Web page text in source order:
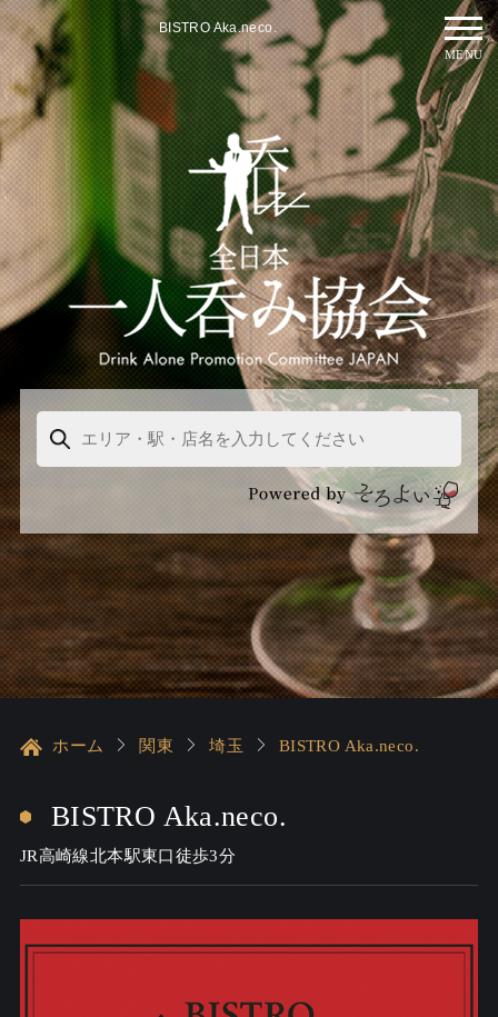
BISTRO Aka.neco.
MENU
ホーム 関東 埼玉 BISTRO Aka.neco.
BISTRO Aka.neco.
JR高崎線北本駅東口徒歩3分